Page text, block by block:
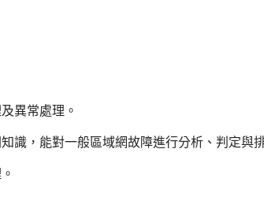
異常處理。
識，能對一般區域網故障進行分析、判定與